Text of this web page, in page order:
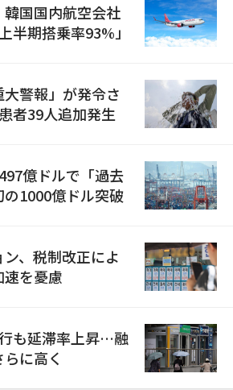
国国内航空会社
期搭乗率93%」
警報」が発令さ
者39人追加発生
億ドルで「過去
1000億ドル突破
、税制改正によ
速を憂慮
も延滞率上昇…融
に高く